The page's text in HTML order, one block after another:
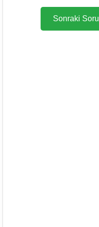
Sonraki Soru